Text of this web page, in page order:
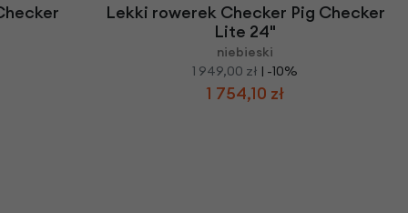
Lekki rowerek Checker Pig Checker
Lite 24"
niebieski
1 949,00 zł | -10%
1 754,10 zł